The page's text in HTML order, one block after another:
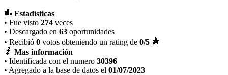
Estadísticas
• Fue visto 274 veces
• Descargado en 63 oportunidades
• Recibió 0 votos obteniendo un rating de 0/5
Mas información
• Identificada con el numero 30396
• Agregado a la base de datos el 01/07/2023